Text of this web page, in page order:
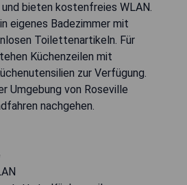
bieten kostenfreies WLAN.
eigenes Badezimmer mit
Toilettenartikeln. Für
Küchenzeilen mit
zur Verfügung.
Umgebung von Roseville
nachgehen.